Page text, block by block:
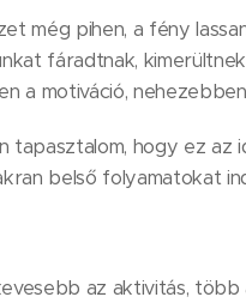
még pihen, a fény
fáradtnak,
a motiváció,
hogy ez az
belső folyamatokat
az aktivitás,